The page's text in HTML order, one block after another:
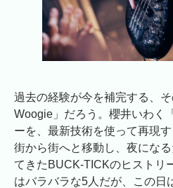
過去の経験が今を補完する、
Woogie」だろう。櫻井いわく
ーを、最新技術を使って再現
街から街へと移動し、夜にな
てきたBUCK-TICKのヒストリ
はバラバラな5人だが、この日